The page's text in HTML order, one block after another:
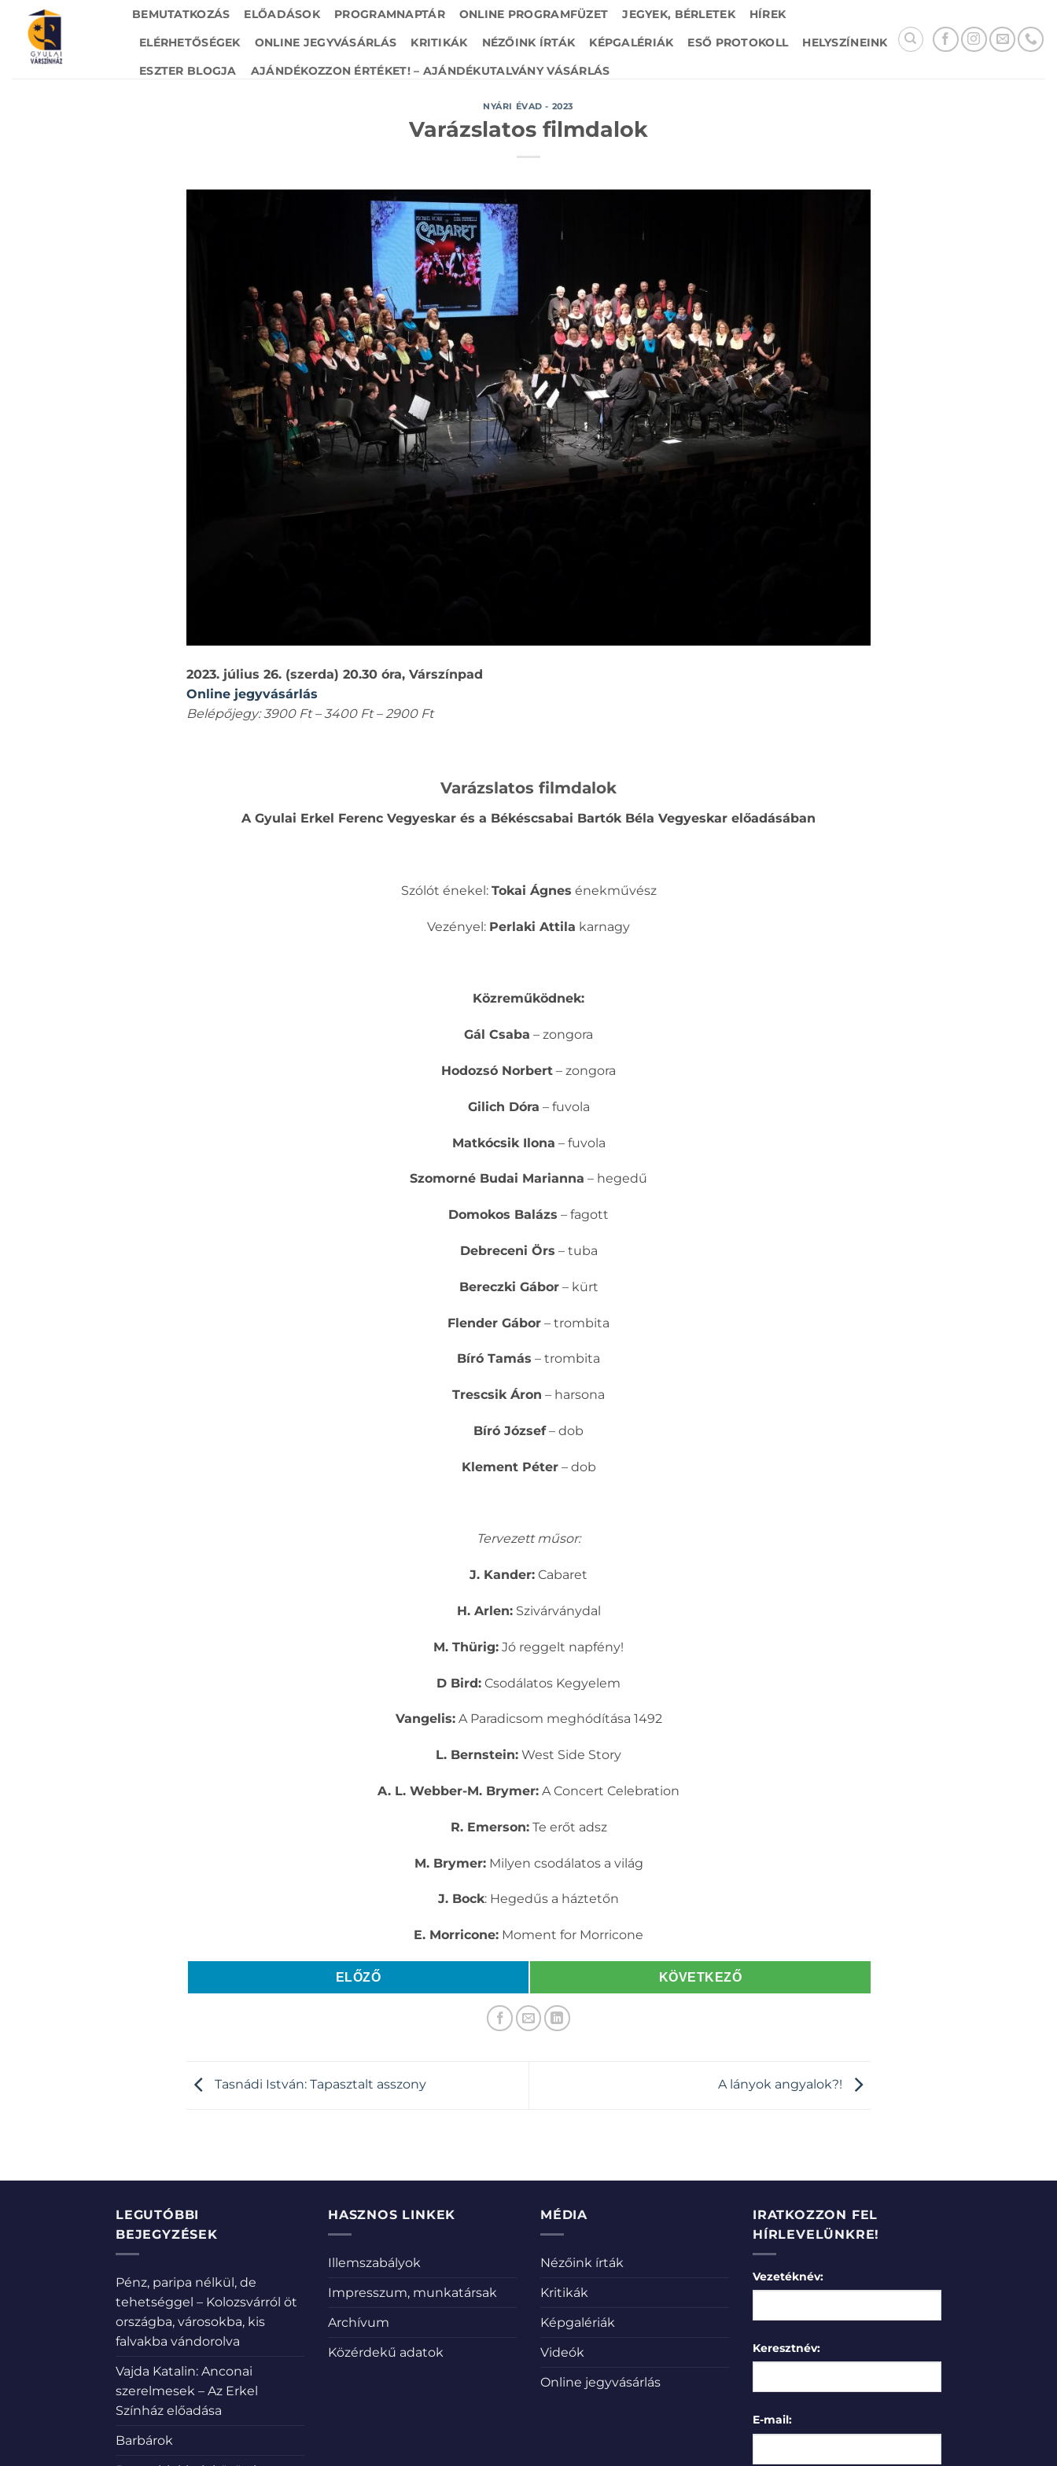
content
BEMUTATKOZÁS ELŐADÁSOK PROGRAMNAPTÁR ONLINE PROGRAMFÜZET JEGYEK, BÉRLETEK
HÍREK
ELÉRHETŐSÉGEK
ONLINE JEGYVÁSÁRLÁS KRITIKÁK NÉZŐINK ÍRTÁK KÉPGALÉRIÁK ESŐ PROTOKOLL
HELYSZÍNEINK
ESZTER BLOGJA
AJÁNDÉKOZZON ÉRTÉKET! – AJÁNDÉKUTALVÁNY VÁSÁRLÁS
NYÁRI ÉVAD - 2023
Varázslatos filmdalok
2023. július 26. (szerda) 20.30 óra, Várszínpad
Online jegyvásárlás
Belépőjegy: 3900 Ft – 3400 Ft – 2900 Ft
Varázslatos filmdalok
A Gyulai Erkel Ferenc Vegyeskar és a Békéscsabai Bartók Béla Vegyeskar előadásában
Szólót énekel: Tokai Ágnes énekművész
Vezényel: Perlaki Attila karnagy
Közreműködnek:
Gál Csaba – zongora
Hodozsó Norbert – zongora
Gilich Dóra – fuvola
Matkócsik Ilona – fuvola
Szomorné Budai Marianna – hegedű
Domokos Balázs – fagott
Debreceni Örs – tuba
Bereczki Gábor– kürt
Flender Gábor – trombita
Bíró Tamás – trombita
Trescsik Áron – harsona
Bíró József– dob
Klement Péter– dob
Tervezett műsor:
J. Kander: Cabaret
H. Arlen:Szivárványdal
M. Thürig: Jó reggelt napfény!
D Bird: Csodálatos Kegyelem
Vangelis:A Paradicsom meghódítása 1492
L. Bernstein: West Side Story
A. L. Webber-M. Brymer: A Concert Celebration
R. Emerson:Te erőt adsz
M. Brymer:Milyen csodálatos a világ
J. Bock: Hegedűs a háztetőn
E. Morricone: Moment for Morricone
ELŐZŐ KÖVETKEZŐ
Tasnádi István: Tapasztalt asszony A lányok angyalok?!
LEGUTÓBBI
BEJEGYZÉSEK
Pénz, paripa nélkül, de
tehetséggel – Kolozsvárról öt
országba, városokba, kis
falvakba vándorolva
Vajda Katalin: Anconai
szerelmesek – Az Erkel
Színház előadása
Barbárok
HASZNOS LINKEK
Illemszabályok
Impresszum, munkatársak
Archívum
Közérdekű adatok
MÉDIA
Nézőink írták
Kritikák
Képgalériák
Videók
Online jegyvásárlás
IRATKOZZON FEL
HÍRLEVELÜNKRE!
Vezetéknév:
Keresztnév:
E-mail: